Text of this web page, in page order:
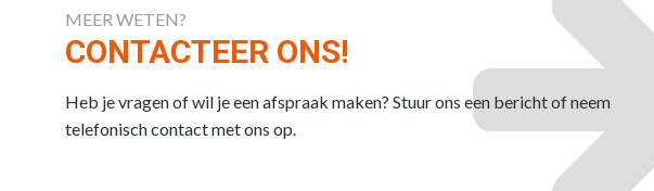
MEER WETEN?
CONTACTEER ONS!
Heb je vragen of wil je een afspraak maken? Stuur ons een bericht of neem
telefonisch contact met ons op.